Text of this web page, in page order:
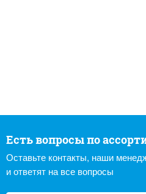
Есть вопросы по
Оставьте контакты, наши
и ответят на все вопросы